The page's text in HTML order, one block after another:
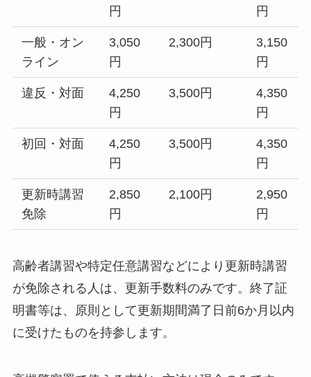
円
円
一般・オン
ライン
3,050
円
2,300円
3,150
円
違反・対面
4,250
円
3,500円
4,350
円
初回・対面
4,250
円
3,500円
4,350
円
更新時講習
免除
2,850
円
2,100円
2,950
円
高齢者講習や特定任意講習などにより更新時講習
が免除される人は、更新手数料のみです。終了証
明書等は、原則として更新期間満了日前6か月以内
に受けたものを持参します。